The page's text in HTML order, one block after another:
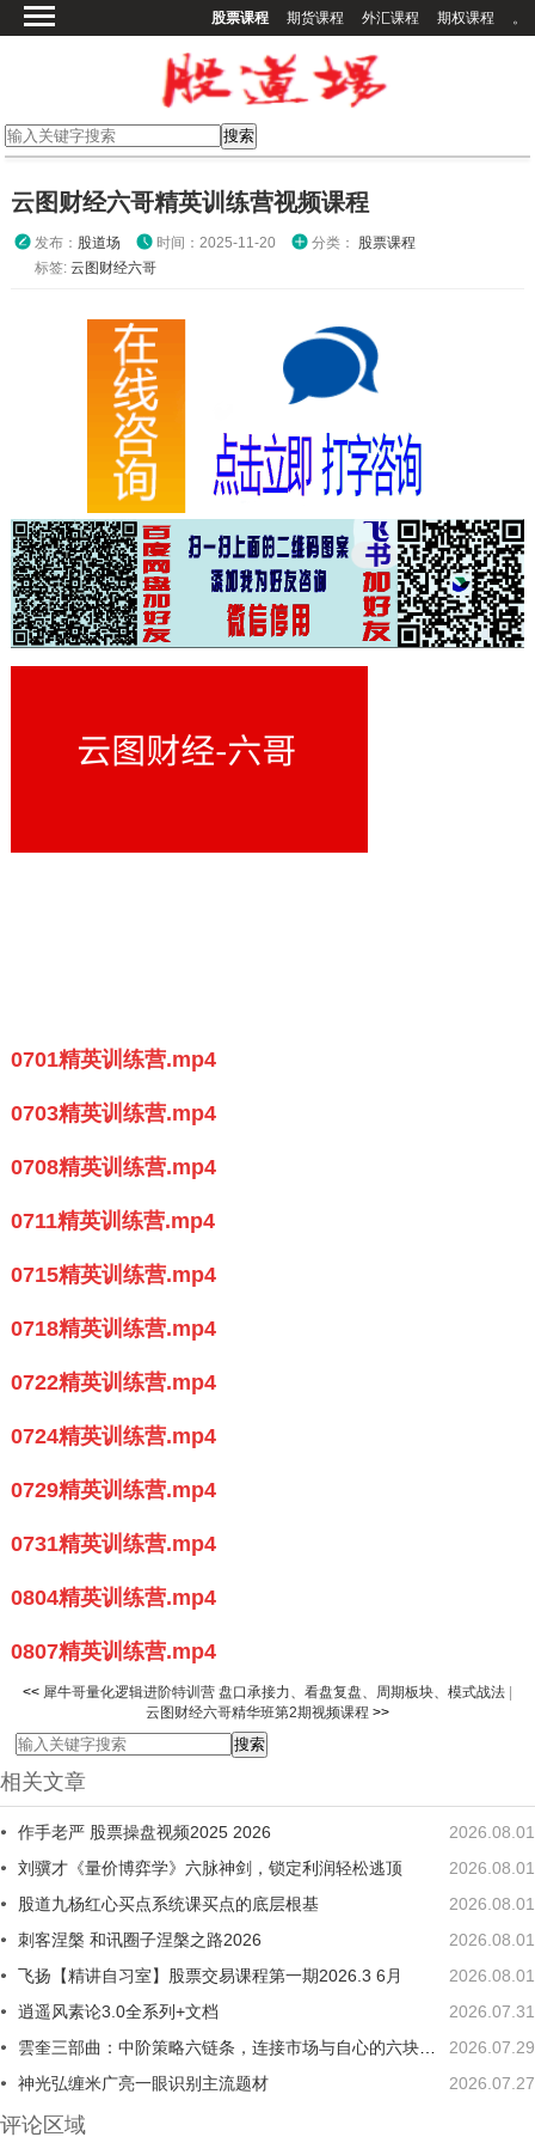
股票课程 期货课程 外汇课程 期权课程 。
期货课程
外汇课程
高校课程
云图财经六哥精英训练营视频课程
发布： 股道场 时间：2025-11-20 分类： 股票课程
标签: 云图财经六哥
0701精英训练营.mp4
0703精英训练营.mp4
0708精英训练营.mp4
0711精英训练营.mp4
0715精英训练营.mp4
0718精英训练营.mp4
0722精英训练营.mp4
0724精英训练营.mp4
0729精英训练营.mp4
0731精英训练营.mp4
0804精英训练营.mp4
0807精英训练营.mp4
<< 犀牛哥量化逻辑进阶特训营 盘口承接力、看盘复盘、周期板块、模式战法
云图财经六哥精华班第2期视频课程 >>
相关文章
2026.08.01
作手老严 股票操盘视频2025 2026
2026.08.01
刘骥才《量价博弈学》六脉神剑，锁定利润轻松逃顶
2026.08.01
股道九杨红心买点系统课买点的底层根基
2026.08.01
刺客涅槃 和讯圈子涅槃之路2026
2026.08.01
飞扬【精讲自习室】股票交易课程第一期2026.3 6月
2026.07.31
逍遥风素论3.0全系列+文档
2026.07.29
雲奎三部曲：中阶策略六链条，连接市场与自心的六块踏板
2026.07.27
神光弘缠米广亮一眼识别主流题材
评论区域